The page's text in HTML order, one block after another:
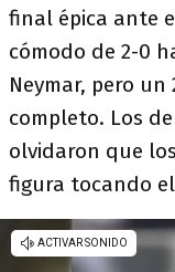
final épica ante
cómodo de 2-0
Neymar, pero
completo. Los
olvidaron que
figura tocando